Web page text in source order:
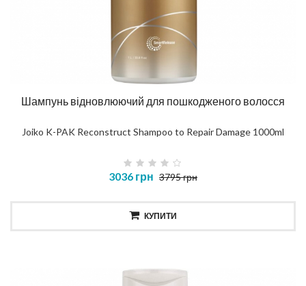
Шампунь відновлюючий для пошкодженого волосся
Joiko K-PAK Reconstruct Shampoo to Repair Damage 1000ml
3036 грн 3795 грн
КУПИТИ